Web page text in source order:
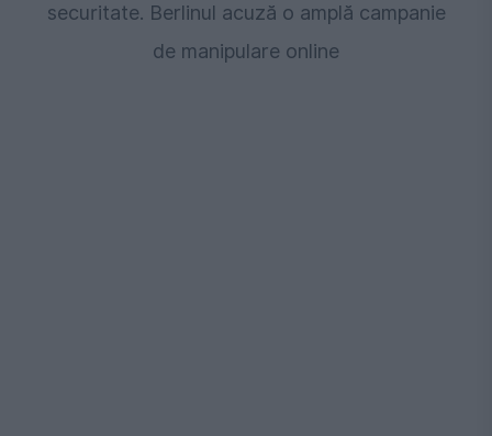
securitate. Berlinul acuză o amplă campanie
de manipulare online